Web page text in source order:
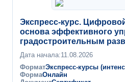
Экспресс-курс.
основа эффективного
градостроительным
Дата начала:11.08.2026
ФорматЭкспресс-курсы
ФормаОнлайн